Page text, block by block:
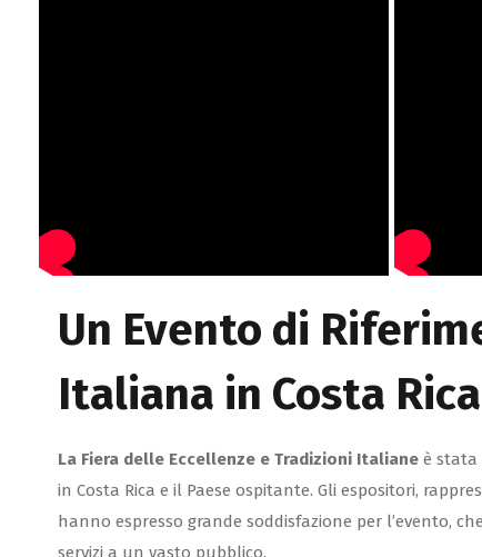
Un Evento di
Italiana in Costa Rica
La Fiera delle Eccellenze e Tradizioni Italianeè stata
in Costa Rica e il Paese ospitante. Gli espositori,
hanno espresso grande soddisfazione per l’evento,
servizi a un vasto pubblico.